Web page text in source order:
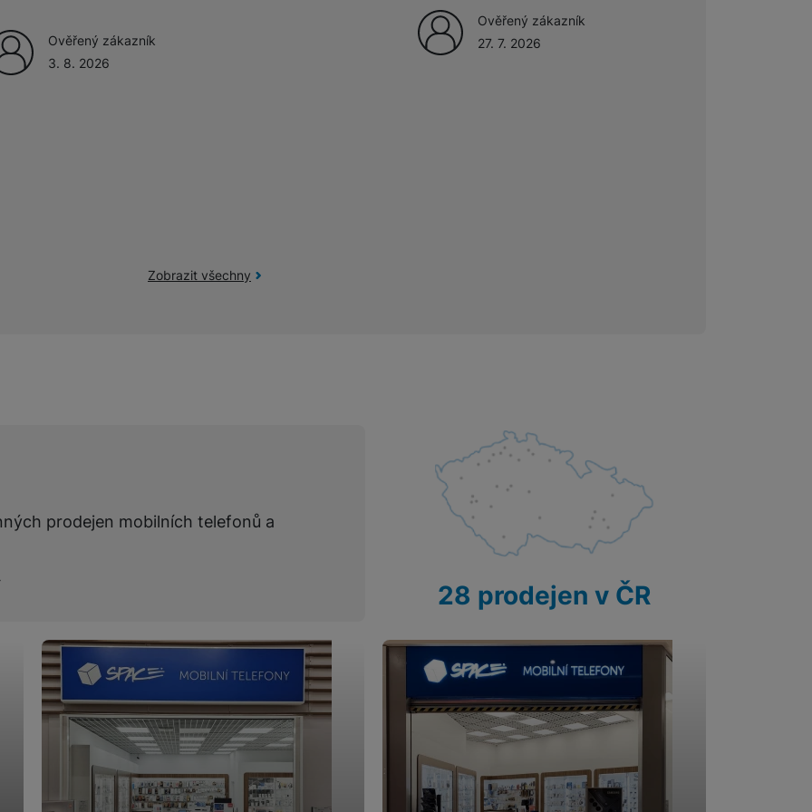
my nebo naši partneři, abychom vám mohli zobrazit vhodné obsahy nebo reklamy jak
stránkách třetích stran.
Ověřený zákazník
3. 8. 2026
Ověřený zákazník
27. 7. 2026
Zobrazit všechny
prodejen mobilních telefonů a
28 prodejen v ČR